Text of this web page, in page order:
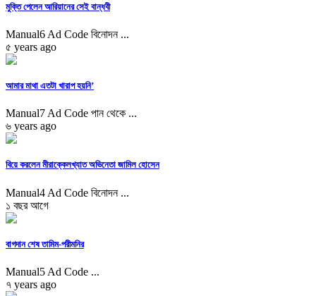
মুক্তি পেলেন আরিয়ানের সেই বান্ধবী
Manual6 Ad Code বিনোদন ...
৫ years ago
আমার মাথা এতটা খারাপ হয়নি’
Manual7 Ad Code পান থেকে ...
৬ years ago
বিয়ে করলেন মীরাক্কেলখ্যাত অভিনেতা জামিল হোসেন
Manual4 Ad Code বিনোদন ...
১ বছর আগে
বাগদান শেষ তামিম-পরীমনির
Manual5 Ad Code ...
৭ years ago